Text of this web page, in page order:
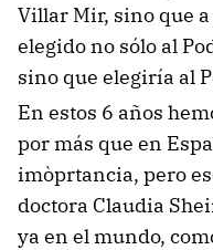
Villar Mir, sino que
elegido no sólo al
sino que elegiría al
En estos 6 años
por más que en
imòprtancia, pero
doctora Claudia
ya en el mundo,